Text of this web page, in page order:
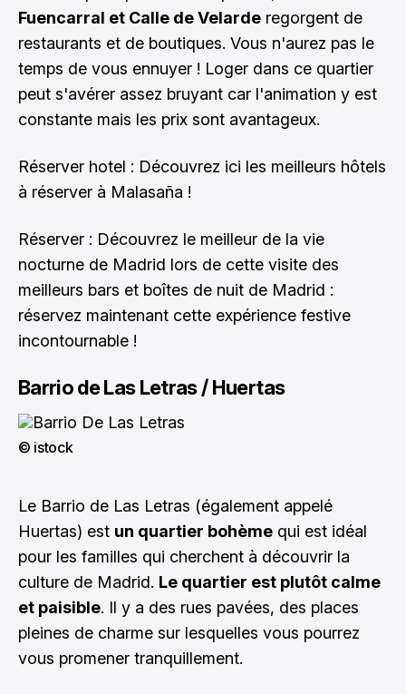
Fuencarral et Calle de Velarde regorgent de
restaurants et de boutiques. Vous n'aurez pas le
temps de vous ennuyer ! Loger dans ce quartier
peut s'avérer assez bruyant car l'animation y est
constante mais les prix sont avantageux.
Réserver hotel : Découvrez ici les meilleurs hôtels
à réserver à Malasaña !
Réserver : Découvrez le meilleur de la vie
nocturne de Madrid lors de cette visite des
meilleurs bars et boîtes de nuit de Madrid :
réservez maintenant cette expérience festive
incontournable !
Barrio de Las Letras / Huertas
© istock
Le Barrio de Las Letras (également appelé
Huertas) est un quartier bohème qui est idéal
pour les familles qui cherchent à découvrir la
culture de Madrid. Le quartier est plutôt calme
et paisible. Il y a des rues pavées, des places
pleines de charme sur lesquelles vous pourrez
vous promener tranquillement.